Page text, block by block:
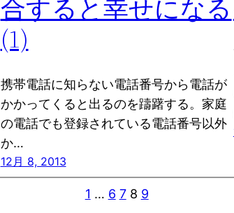
合すると幸せになる
(1)
携帯電話に知らない電話番号から電話が
かかってくると出るのを躊躇する。家庭
の電話でも登録されている電話番号以外
か…
12月 8, 2013
1 … 6 7 8 9